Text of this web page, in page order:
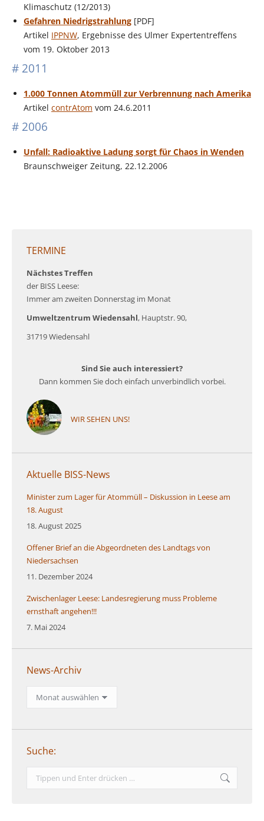
Klimaschutz (12/2013)
Gefahren Niedrigstrahlung [PDF]
Artikel IPPNW, Ergebnisse des Ulmer Expertentreffens
vom 19. Oktober 2013
# 2011
1.000 Tonnen Atommüll zur Verbrennung nach Amerika
Artikel contrAtom vom 24.6.2011
# 2006
Unfall: Radioaktive Ladung sorgt für Chaos in Wenden
Braunschweiger Zeitung, 22.12.2006
TERMINE
Nächstes Treffen
der BISS Leese:
Immer am zweiten Donnerstag im Monat
Umweltzentrum Wiedensahl, Hauptstr. 90,
31719 Wiedensahl
Sind Sie auch interessiert?
Dann kommen Sie doch einfach unverbindlich vorbei.
WIR SEHEN UNS!
Aktuelle BISS-News
Minister zum Lager für Atommüll – Diskussion in Leese am
18. August
18. August 2025
Offener Brief an die Abgeordneten des Landtags von
Niedersachsen
11. Dezember 2024
Zwischenlager Leese: Landesregierung muss Probleme
ernsthaft angehen!!!
7. Mai 2024
News-Archiv
News-
Archiv
Suche:
Search: